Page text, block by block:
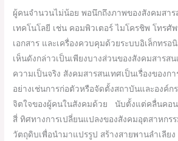
ผู้คนจำนวนไม่น้อย พอนึกถึงภาพของสังคมสาร
เทคโนโลยี เช่น คอมพิวเตอร์ ไมโครชิพ โทรศั
เอกสาร และเครื่องควบคุมด้วยระบบอิเล็กทร
เห็นดังกล่าวเป็นเพียงบางส่วนของสังคมสารส
ความเป็นจริง สังคมสารสนเทศเป็นเรื่องของก
อย่างเช่นการก่อตัวหรือจัดตั้งสถาบันและองค์
จิตใจของผู้คนในสังคมด้วย นับตั้งแต่คลื่นคอ
สี่ ทิศทางการเปลี่ยนแปลงของสังคมอุตสาหกร
วัตถุดิบเพื่อนำมาแปรรูป สร้างสายพานลำเลีย